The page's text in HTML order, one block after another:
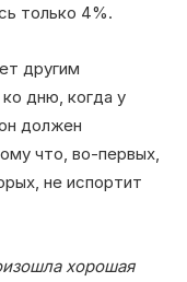
только 4%.
другим
дню, когда у
должен
что, во-первых,
не испортит
хорошая